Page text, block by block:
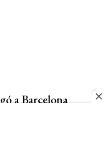
a Barcelona